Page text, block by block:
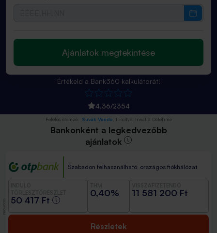
Ajánlatok megtekintése
Értékeld a Bank360 kalkulátorát!
4,36/2354
Bankonként a legkedvezőbb
ajánlatok
Felelős elemző: Suvák Vanda , frissítve: Invalid DateTime
PROMÓCIÓ
Szabadon felhasználható, országos fiókhálózat
50 417 Ft
0,40% 11 581 200 Ft
Részletek